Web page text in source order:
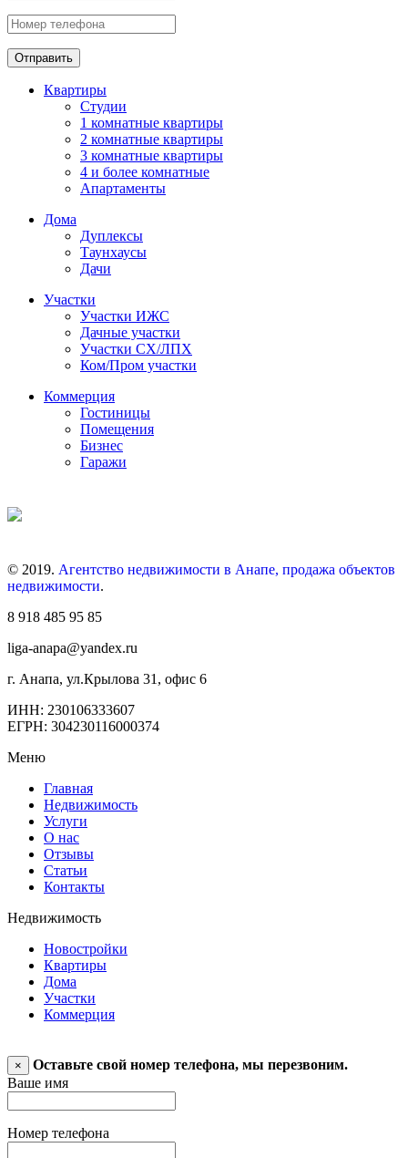
Отправить
Квартиры
Студии
1 комнатные квартиры
2 комнатные квартиры
3 комнатные квартиры
4 и более комнатные
Апартаменты
Дома
Дуплексы
Таунхаусы
Дачи
Участки
Участки ИЖС
Дачные участки
Участки СХ/ЛПХ
Ком/Пром участки
Коммерция
Гостиницы
Помещения
Бизнес
Гаражи
© 2019. Агентство недвижимости в Анапе, продажа объектов
недвижимости.
8 918 485 95 85
liga-anapa@yandex.ru
г. Анапа, ул.Крылова 31, офис 6
ИНН: 230106333607
ЕГРН: 304230116000374
Меню
Главная
Недвижимость
Услуги
О нас
Отзывы
Статьи
Контакты
Недвижимость
Новостройки
Квартиры
Дома
Участки
Коммерция
×
Оставьте свой номер телефона, мы перезвоним.
Ваше имя
Номер телефона